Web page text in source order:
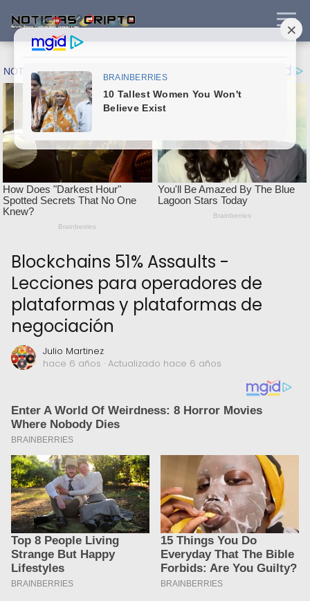
Blockchains 51% Assaults -
Lecciones para operadores de
plataformas y plataformas de
negociación
Julio Martinez
hace 6 años · Actualizado hace 6 años